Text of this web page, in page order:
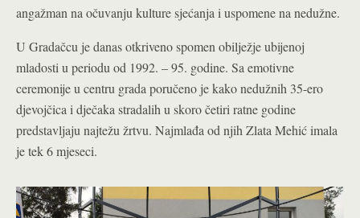
angažman na očuvanju kulture sjećanja i uspomene na nedužne.
U Gradačcu je danas otkriveno spomen obilježje ubijenoj
mladosti u periodu od 1992. – 95. godine. Sa emotivne
ceremonije u centru grada poručeno je kako nedužnih 35-ero
djevojčica i dječaka stradalih u skoro četiri ratne godine
predstavljaju najtežu žrtvu. Najmlađa od njih Zlata Mehić imala
je tek 6 mjeseci.